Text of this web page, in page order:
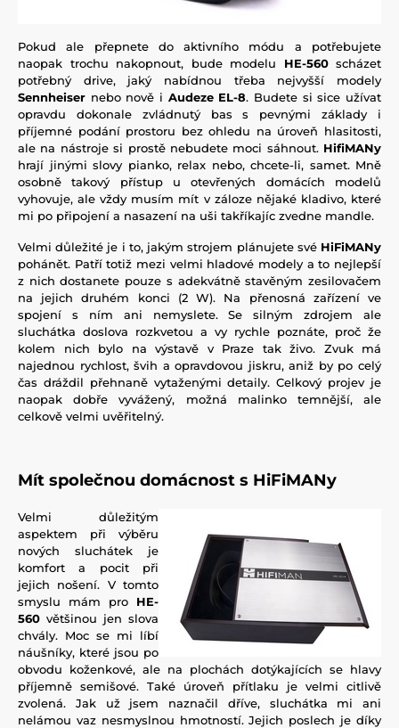
Pokud ale přepnete do aktivního módu a potřebujete
naopak trochu nakopnout, bude modelu HE-560scházet
potřebný drive, jaký nabídnou třeba nejvyšší modely
Sennheiser nebo nově i Audeze EL-8. Budete si sice užívat
opravdu dokonale zvládnutý bas s pevnými základy i
příjemné podání prostoru bez ohledu na úroveň hlasitosti,
ale na nástroje si prostě nebudete moci sáhnout. HifiMANy
hrají jinými slovy pianko, relax nebo, chcete-li, samet. Mně
osobně takový přístup u otevřených domácích modelů
vyhovuje, ale vždy musím mít v záloze nějaké kladivo, které
mi po připojení a nasazení na uši takříkajíc zvedne mandle.
Velmi důležité je i to, jakým strojem plánujete své HiFiMANy
pohánět. Patří totiž mezi velmi hladové modely a to nejlepší
z nich dostanete pouze s adekvátně stavěným zesilovačem
na jejich druhém konci (2 W). Na přenosná zařízení ve
spojení s ním ani nemyslete. Se silným zdrojem ale
sluchátka doslova rozkvetou a vy rychle poznáte, proč že
kolem nich bylo na výstavě v Praze tak živo. Zvuk má
najednou rychlost, švih a opravdovou jiskru, aniž by po celý
čas dráždil přehnaně vytaženými detaily. Celkový projev je
naopak dobře vyvážený, možná malinko temnější, ale
celkově velmi uvěřitelný.
Mít společnou domácnost s HiFiMANy
Velmi důležitým
aspektem při výběru
nových sluchátek je
komfort a pocit při
jejich nošení. V tomto
smyslu mám pro HE-
560 většinou jen slova
chvály. Moc se mi líbí
náušníky, které jsou po
obvodu koženkové, ale na plochách dotýkajících se hlavy
příjemně semišové. Také úroveň přítlaku je velmi citlivě
zvolená. Jak už jsem naznačil dříve, sluchátka mi ani
nelámou vaz nesmyslnou hmotností. Jejich poslech je díky